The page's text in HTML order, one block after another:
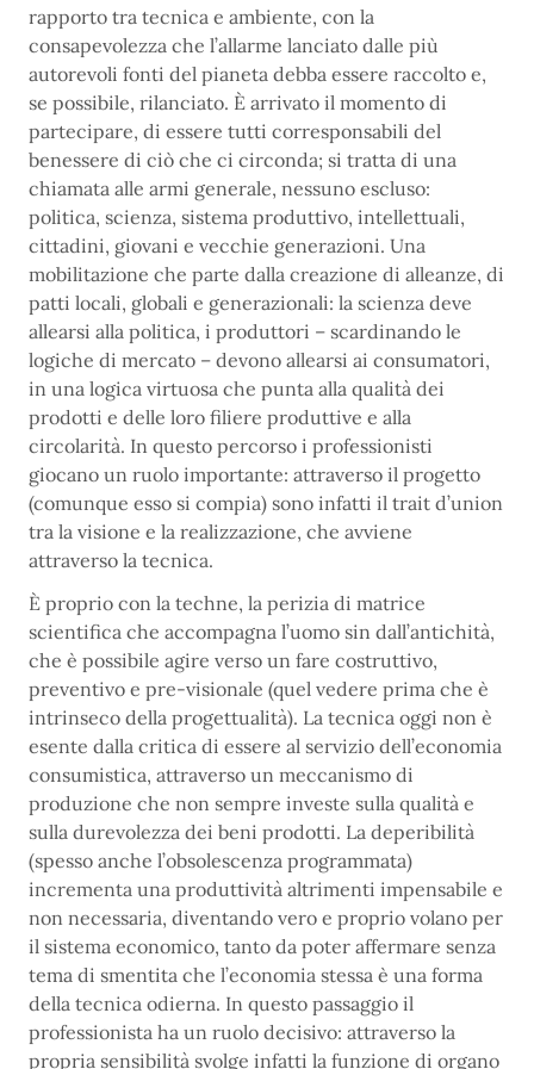
rapporto tra tecnica e ambiente, con la
consapevolezza che l’allarme lanciato dalle più
autorevoli fonti del pianeta debba essere raccolto e,
se possibile, rilanciato. È arrivato il momento di
partecipare, di essere tutti corresponsabili del
benessere di ciò che ci circonda; si tratta di una
chiamata alle armi generale, nessuno escluso:
politica, scienza, sistema produttivo, intellettuali,
cittadini, giovani e vecchie generazioni. Una
mobilitazione che parte dalla creazione di alleanze, di
patti locali, globali e generazionali: la scienza deve
allearsi alla politica, i produttori – scardinando le
logiche di mercato – devono allearsi ai consumatori,
in una logica virtuosa che punta alla qualità dei
prodotti e delle loro filiere produttive e alla
circolarità. In questo percorso i professionisti
giocano un ruolo importante: attraverso il progetto
(comunque esso si compia) sono infatti il trait d’union
tra la visione e la realizzazione, che avviene
attraverso la tecnica.
È proprio con la techne, la perizia di matrice
scientifica che accompagna l’uomo sin dall’antichità,
che è possibile agire verso un fare costruttivo,
preventivo e pre-visionale (quel vedere prima che è
intrinseco della progettualità). La tecnica oggi non è
esente dalla critica di essere al servizio dell’economia
consumistica, attraverso un meccanismo di
produzione che non sempre investe sulla qualità e
sulla durevolezza dei beni prodotti. La deperibilità
(spesso anche l’obsolescenza programmata)
incrementa una produttività altrimenti impensabile e
non necessaria, diventando vero e proprio volano per
il sistema economico, tanto da poter affermare senza
tema di smentita che l’economia stessa è una forma
della tecnica odierna. In questo passaggio il
professionista ha un ruolo decisivo: attraverso la
propria sensibilità svolge infatti la funzione di organo